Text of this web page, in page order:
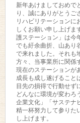
新年あけましておめ
り、誠にありがとうご
リハビリテーションに
しくお願い申し上げ
護ステーション」は今
でも紆余曲折、山あり
で来れました。それも
方々、当事業所に関係
現在のステーションが
成長も成し遂げるこ
目先の損得で行動せず
どんなに環境が変わろ
企業文化」「サステナ
精一杯努力して参りた
し上げます。